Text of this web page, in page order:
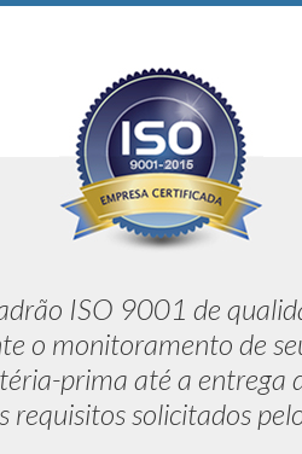
ISO 9001 de
o monitoramento de
prima até a entrega
requisitos solicitados